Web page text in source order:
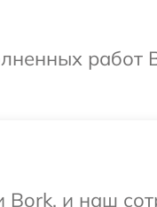
и наш